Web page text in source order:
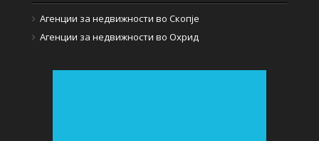
Агенции за недвижности во Скопје
Агенции за недвижности во Охрид